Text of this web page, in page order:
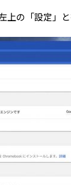
上の「設定」